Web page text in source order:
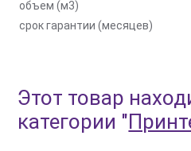
объем (м3)
срок гарантии (месяцев)
Этот товар
категории "